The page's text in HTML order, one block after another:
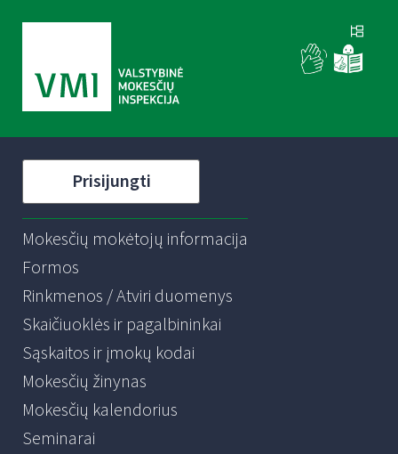
Prisijungti
Mokesčių mokėtojų informacija
Formos
Rinkmenos / Atviri duomenys
Skaičiuoklės ir pagalbininkai
Sąskaitos ir įmokų kodai
Mokesčių žinynas
Mokesčių kalendorius
Seminarai